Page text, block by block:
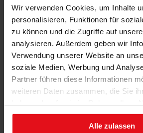
Wir verwenden Cookies, um Inhalte
personalisieren, Funktionen für
zu können und die Zugriffe auf
analysieren. Außerdem geben wir
Verwendung unserer Website an
soziale Medien, Werbung und
Partner führen diese Informationen
weiteren Daten zusammen, die Sie
gesammelt haben.
Alle zulassen
Schiefer (Spanien) Bodenplatte
schwarz 60x30x3-4 cm
114,72€